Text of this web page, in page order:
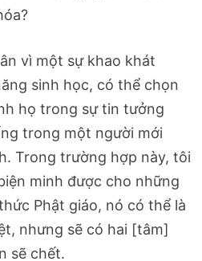
vì một sự khao khát
sinh học, có thể chọn
họ trong sự tin tưởng
trong một người mới
Trong trường hợp này, tôi
minh được cho những
Phật giáo, nó có thể là
nhưng sẽ có hai [tâm]
sẽ chết.